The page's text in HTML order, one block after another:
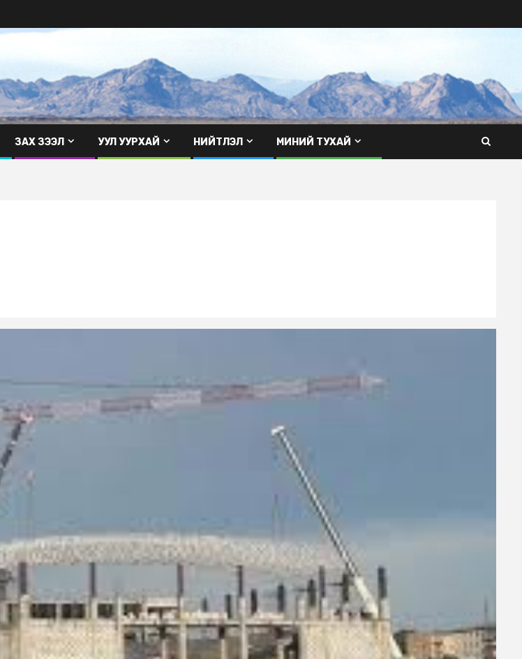
ЗАХ ЗЭЭЛ УУЛ УУРХАЙ НИЙТЛЭЛ МИНИЙ ТУХАЙ